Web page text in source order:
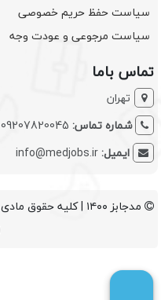
سیاست حفظ حریم خصوصی
سیاست مرجوعی و عودت وجه
تماس باما
تهران
شماره تماس: 09207820045
ایمیل:info@medjobs.ir
مدجابز ۱۴۰۰ | کلیه حقوق مادی و معنوی برای مدجابز محفوظ است.